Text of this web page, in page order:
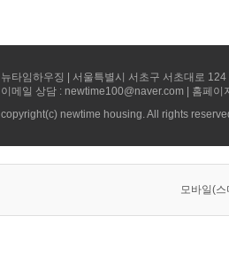
뉴타임하우징 | 서울특별시 서초구 서초대로
이메일 상담 : newtime100@naver.com | 홈페
copyright(c) newtime housing. All rights
모바일(